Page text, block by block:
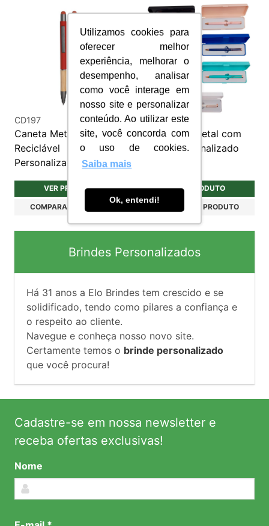
Utilizamos cookies para
oferecer melhor
experiência, melhorar o
desempenho, analisar
como você interage em
nosso site e personalizar
conteúdo. Ao utilizar este
site, você concorda com
o uso de cookies.
Saiba mais
Ok, entendi!
CD197
Caneta Metálica
Reciclável
Personalizada
VER PRODUTO
COMPARAR PRODUTO
CJC063
Caneta de metal com
estojo personalizado
VER PRODUTO
COMPARAR PRODUTO
Brindes Personalizados
Há 31 anos a Elo Brindes tem crescido e se
solidificado, tendo como pilares a confiança e
o respeito ao cliente.
Navegue e conheça nosso novo site.
Certamente temos o brinde personalizado
que você procura!
Cadastre-se em nossa newsletter e
receba ofertas exclusivas!
Nome